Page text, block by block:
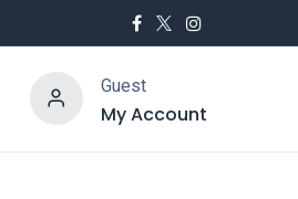
Guest
My Account